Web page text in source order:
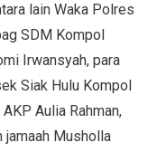
lain Waka Polres
SDM Kompol
Irwansyah, para
Siak Hulu Kompol
Aulia Rahman,
jamaah Musholla